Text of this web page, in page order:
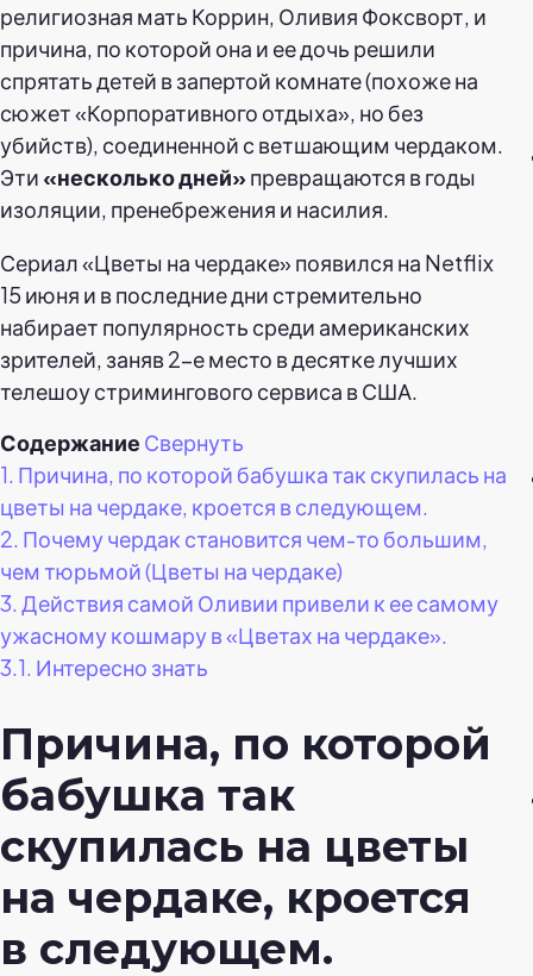
религиозная мать Коррин, Оливия Фоксворт, и
причина, по которой она и ее дочь решили
спрятать детей в запертой комнате (похоже на
сюжет «Корпоративного отдыха», но без
убийств), соединенной с ветшающим чердаком.
Эти «несколько дней»превращаются в годы
изоляции, пренебрежения и насилия.
Сериал «Цветы на чердаке» появился на Netflix
15 июня и в последние дни стремительно
набирает популярность среди американских
зрителей, заняв 2-е место в десятке лучших
телешоу стримингового сервиса в США.
Содержание Свернуть
1. Причина, по которой бабушка так скупилась на
цветы на чердаке, кроется в следующем.
2. Почему чердак становится чем-то большим,
чем тюрьмой (Цветы на чердаке)
3. Действия самой Оливии привели к ее самому
ужасному кошмару в «Цветах на чердаке».
3.1. Интересно знать
Причина, по которой
бабушка так
скупилась на цветы
на чердаке, кроется
в следующем.